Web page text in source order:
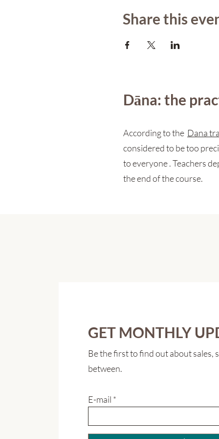
Share this
Dāna: the
According to the Dana
considered to be too
to everyone . Teachers
the end of the course.
GET MONTHLY
Be the first to find out about sales,
between.
E-mail